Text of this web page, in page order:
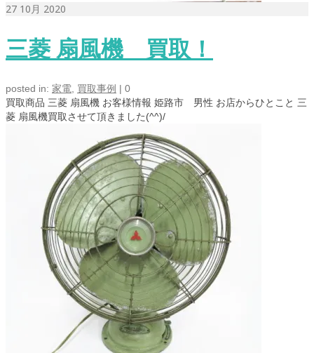
27 10月 2020
三菱 扇風機 買取！
posted in: 家電 買取事例 | 0
買取商品 三菱 扇風機 お客様情報 姫路市 男性 お店からひとこと 三
菱 扇風機買取させて頂きました(^^)/